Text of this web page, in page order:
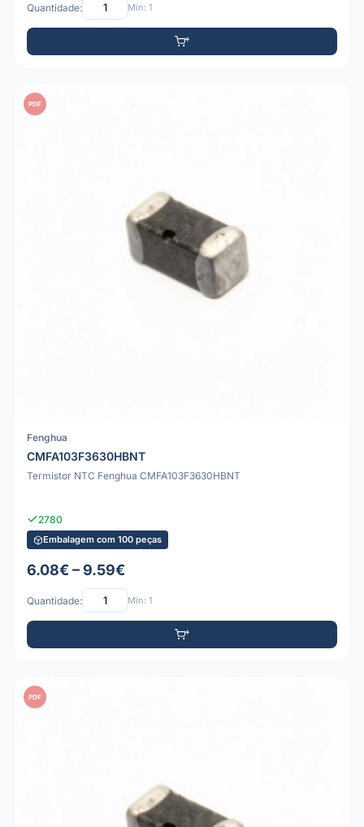
Quantidade: Mín: 1
PDF
Fenghua
CMFA103F3630HBNT
Termistor NTC Fenghua CMFA103F3630HBNT
2780
Embalagem com 100 peças
6.08€ – 9.59€
Quantidade: Mín: 1
PDF